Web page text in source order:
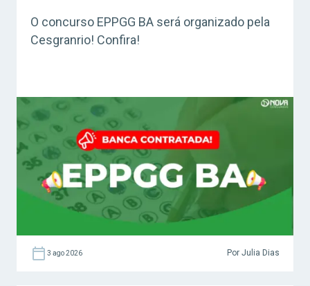
O concurso EPPGG BA será organizado pela
Cesgranrio! Confira!
3 ago 2026 Por Julia Dias